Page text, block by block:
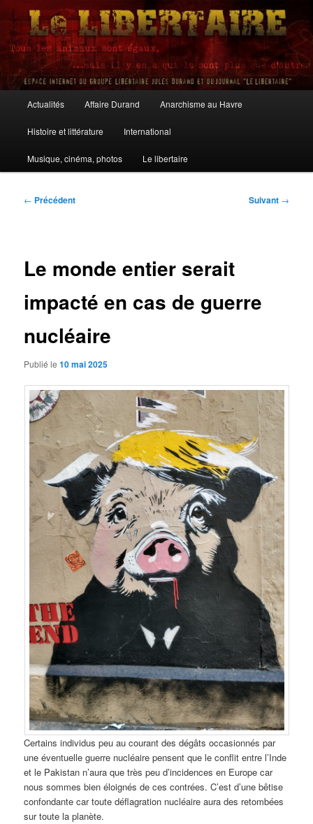
Aller
contenu
principalLe Libertaire
principal
Actualités Affaire Durand Anarchisme au Havre
Histoire et littérature International
Musique, cinéma, photos Le libertaire
Navigation
← Précédent Suivant →
Le monde entier serait
impacté en cas de guerre
nucléaire
Publié le10 mai 2025
Certains individus peu au courant des dégâts occasionnés par
une éventuelle guerre nucléaire pensent que le conflit entre l’Inde
et le Pakistan n’aura que très peu d’incidences en Europe car
nous sommes bien éloignés de ces contrées. C’est d’une bêtise
confondante car toute déflagration nucléaire aura des retombées
sur toute la planète.